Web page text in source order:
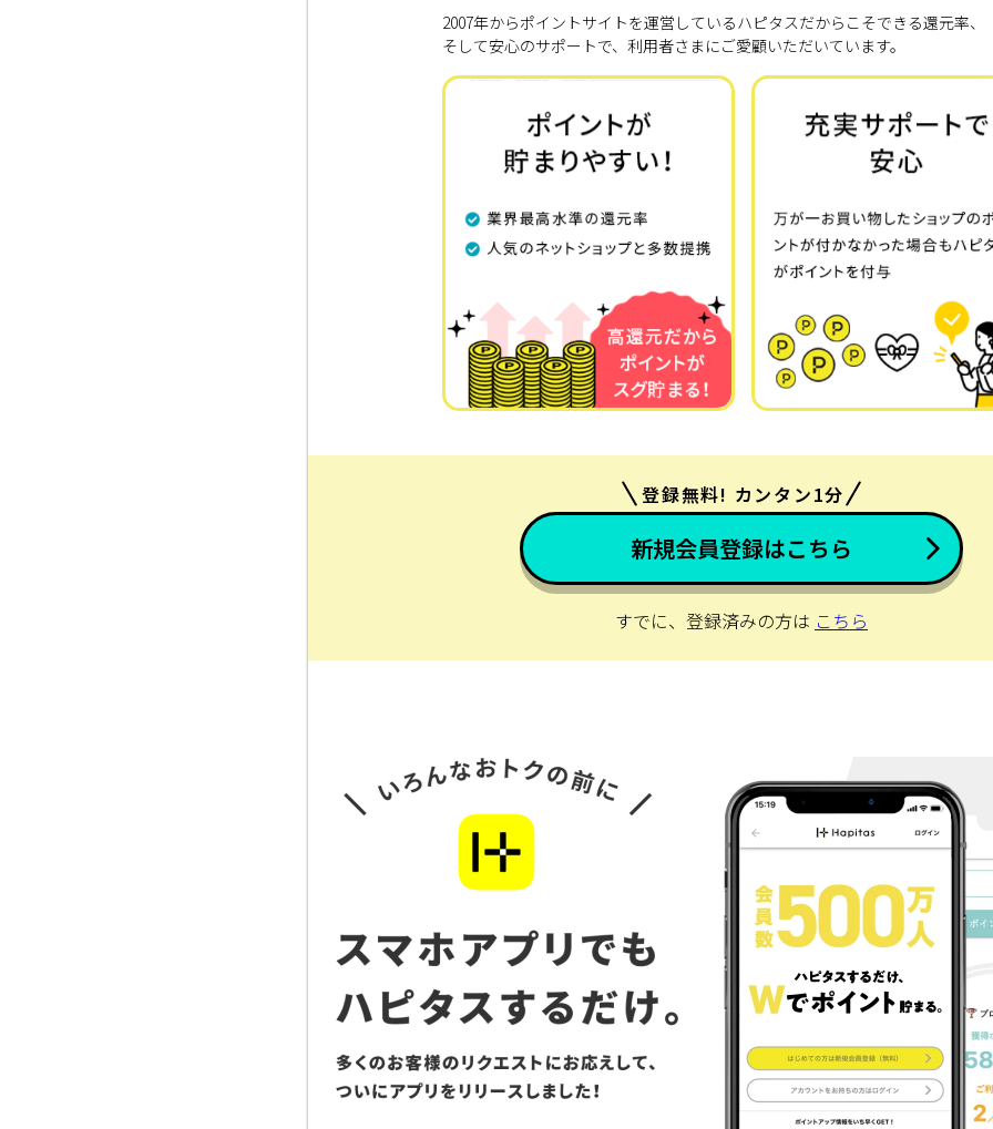
2007年からポイントサイトを運営しているハピタスだからこそできる還元率、
そして安心のサポートで、利用者さまにご愛顧いただいています。
登録無料! カンタン1分
新規会員登録はこちら
すでに、登録済みの方は こちら